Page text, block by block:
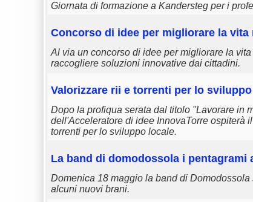
Giornata di formazione a Kandersteg per i
Concorso di idee per migliorare la vita
Al via un concorso di idee per migliorare la
raccogliere soluzioni innovative dai cittadini.
Valorizzare rii e torrenti per lo
Dopo la profiqua serata dal titolo "Lavorare in
dell'Acceleratore di idee InnovaTorre ospiterà
torrenti per lo sviluppo locale.
La band di domodossola i pentagrami
Domenica 18 maggio la band di
alcuni nuovi brani.